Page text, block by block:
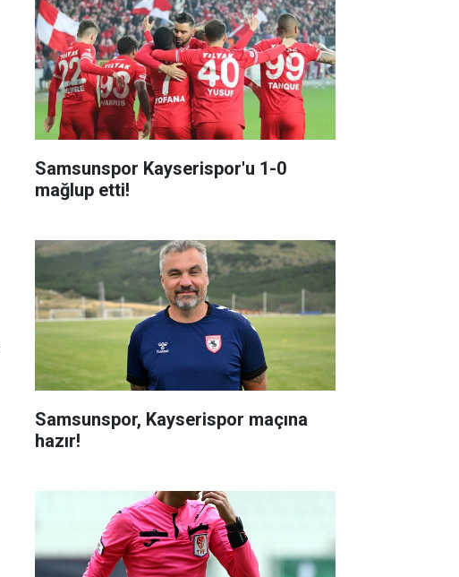
Samsunspor Kayserispor'u 1-0
mağlup etti!
Samsunspor, Kayserispor maçına
hazır!